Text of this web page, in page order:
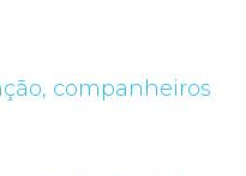
companheiros